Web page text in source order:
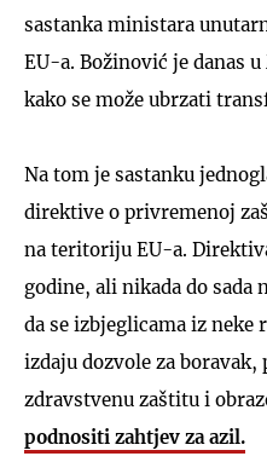
sastanka ministara
EU-a. Božinović je danas
kako se može ubrzati
Na tom je sastanku
direktive o privremenoj
na teritoriju EU-a.
godine, ali nikada do sada
da se izbjeglicama iz neke
izdaju dozvole za
zdravstvenu zaštitu i
podnositi zahtjev za azil.